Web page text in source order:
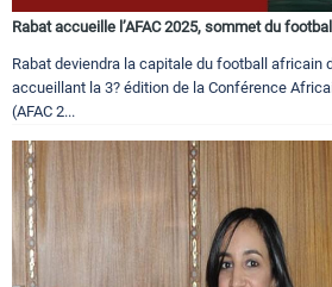
Rabat accueille l’AFAC 2025, sommet du
Rabat deviendra la capitale du football africain
accueillant la 3? édition de la Conférence
(AFAC 2...